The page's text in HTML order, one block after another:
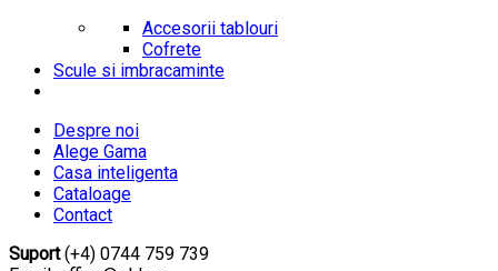
Accesorii tablouri
Cofrete
Scule si imbracaminte
Despre noi
Alege Gama
Casa inteligenta
Cataloage
Contact
Suport(+4) 0744 759 739